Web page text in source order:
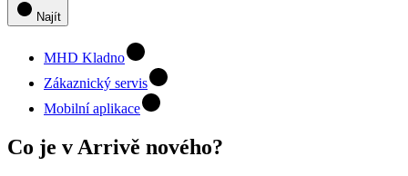
Najít
MHD Kladno
Zákaznický servis
Mobilní aplikace
Co je v Arrivě nového?